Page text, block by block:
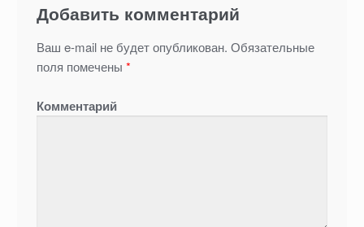
Добавить комментарий
Ваш e-mail не будет опубликован. Обязательные
поля помечены*
Комментарий